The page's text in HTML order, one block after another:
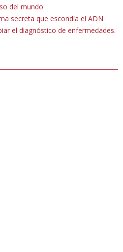
del mundo
secreta que escondía el ADN
el diagnóstico de enfermedades.